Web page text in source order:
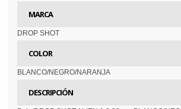
MARCA
DROP SHOT
COLOR
BLANCO/NEGRO/NARANJA
DESCRIPCIÓN